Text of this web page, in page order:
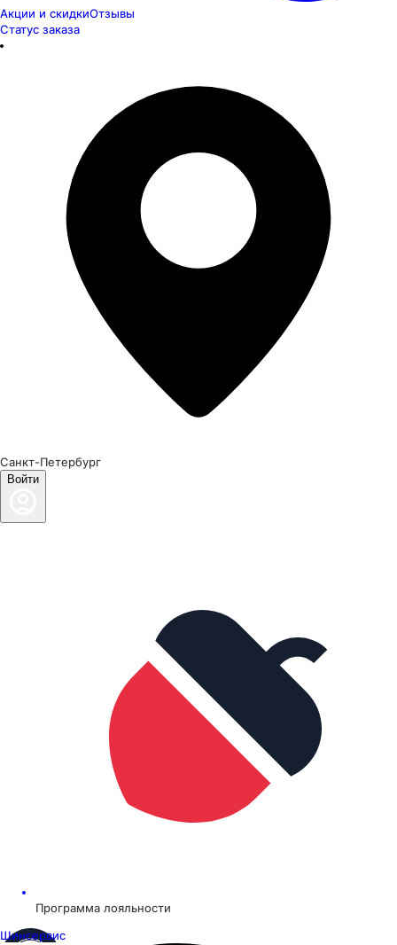
Акции и скидкиОтзывы
Статус заказа
Санкт-Петербург
Войти
Программа лояльности
Шинсервис